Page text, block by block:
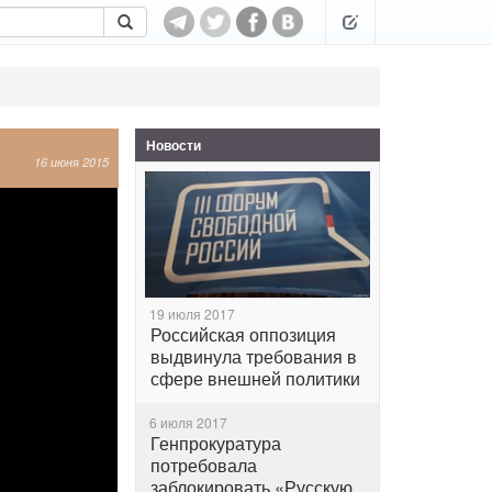
16 июня 2015
Новости
19 июля 2017
Российская оппозиция
выдвинула требования в
сфере внешней политики
6 июля 2017
Генпрокуратура
потребовала
заблокировать «Русскую